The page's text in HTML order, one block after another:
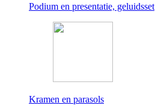
Podium en presentatie, geluidsset
Kramen en parasols